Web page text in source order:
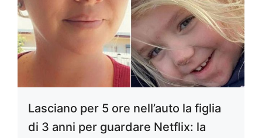
Lasciano per 5 ore nell’auto la figlia
di 3 anni per guardare Netflix: la